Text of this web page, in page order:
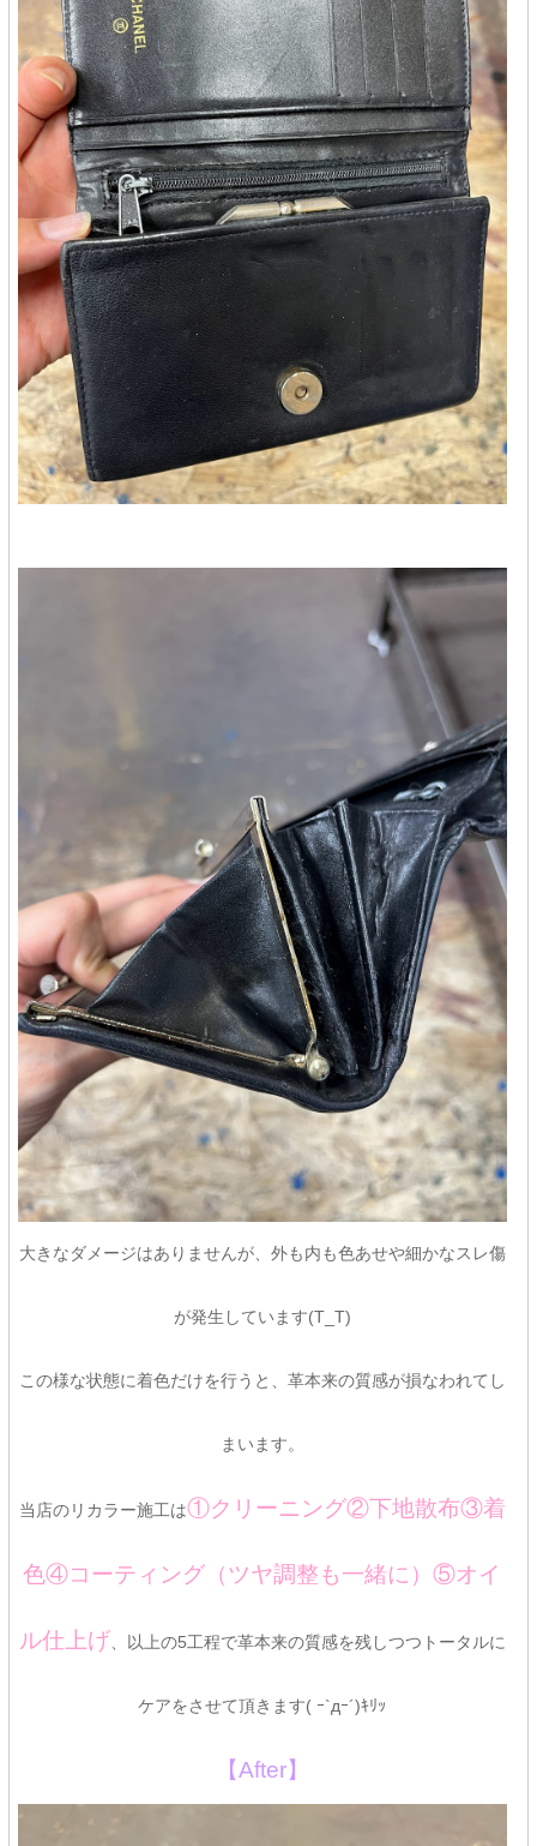
大きなダメージはありませんが、外も内も色あせや細かなスレ傷
が発生しています(T_T)
この様な状態に着色だけを行うと、革本来の質感が損なわれてし
まいます。
当店のリカラー施工は①クリーニング②下地散布③着
色④コーティング（ツヤ調整も一緒に）⑤オイ
ル仕上げ 、以上の5工程で革本来の質感を残しつつトータルに
ケアをさせて頂きます( ｰ`дｰ´)ｷﾘｯ
【After】